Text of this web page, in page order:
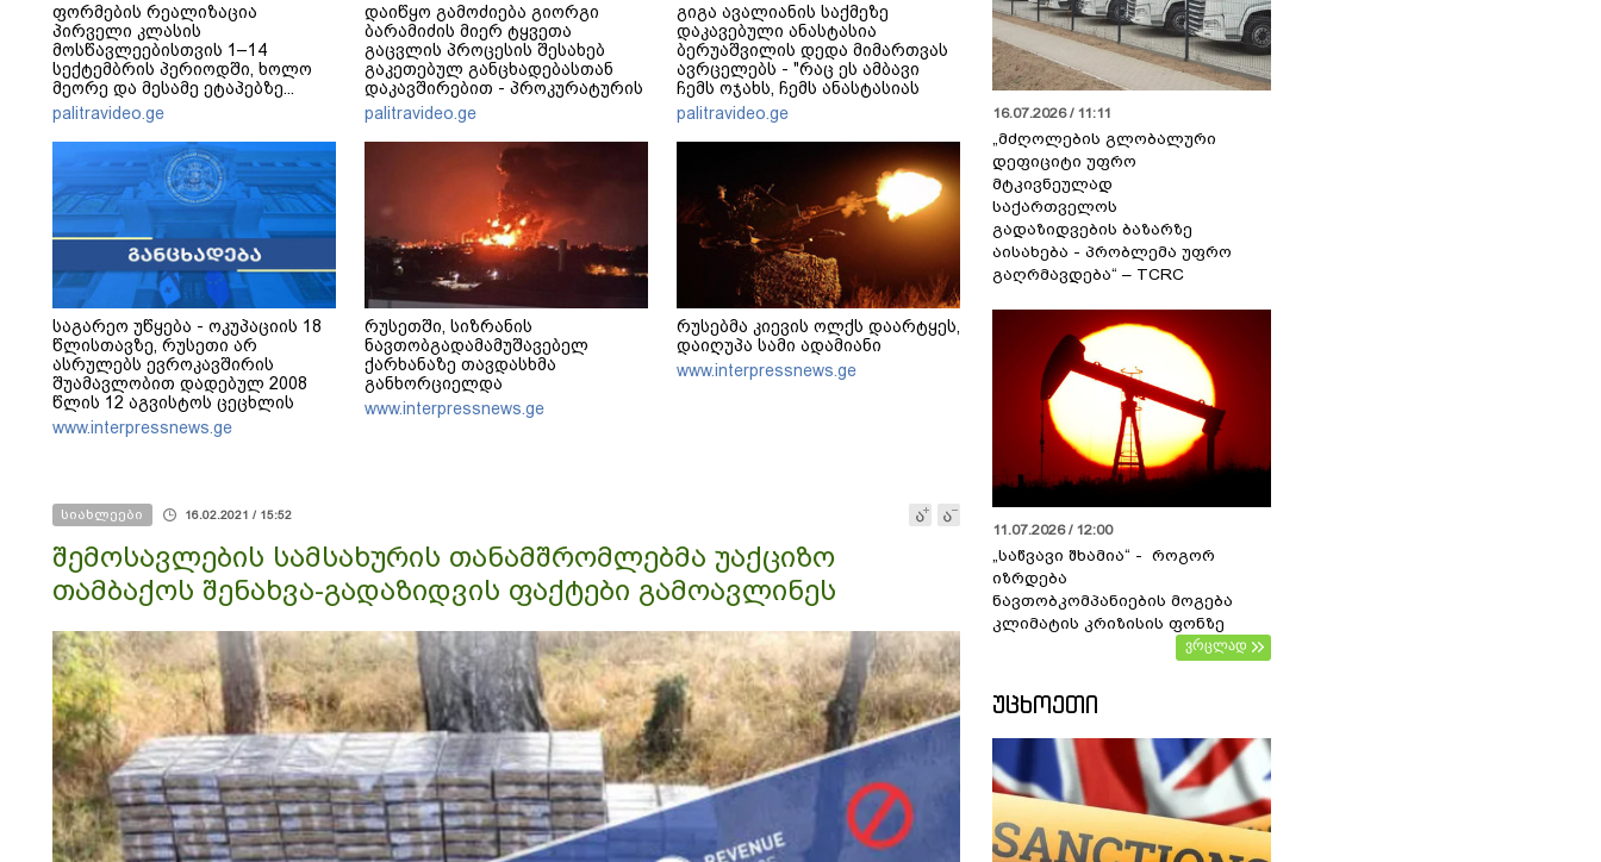
ფორმების რეალიზაცია
პირველი კლასის
მოსწავლეებისთვის 1–14
სექტემბრის პერიოდში, ხოლო
მეორე და მესამე ეტაპებზე...
palitravideo.ge
დაიწყო გამოძიება გიორგი
ბარამიძის მიერ ტყვეთა
გაცვლის პროცესის შესახებ
გაკეთებულ განცხადებასთან
დაკავშირებით - პროკურატურის
განცხადება
palitravideo.ge
გიგა ავალიანის საქმეზე
დაკავებული ანასტასია
ბერუაშვილის დედა მიმართვას
ავრცელებს - "რაც ეს ამბავი
ჩემს ოჯახს, ჩემს ანასტასიას
გადახდა თავს, მის მერე მე მე
არ ვარ"
palitravideo.ge
საგარეო უწყება - ოკუპაციის 18
წლისთავზე, რუსეთი არ
ასრულებს ევროკავშირის
შუამავლობით დადებულ 2008
წლის 12 აგვისტოს ცეცხლის
შეწყვეტის შეთანხმებას - მეტიც,
აფართოებს საკუთარ უკანონო
www.interpressnews.ge
რუსეთში, სიზრანის
ნავთობგადამამუშავებელ
ქარხანაზე თავდასხმა
განხორციელდა
www.interpressnews.ge
რუსებმა კიევის ოლქს დაარტყეს,
დაიღუპა სამი ადამიანი
www.interpressnews.ge
სიახლეები 16.02.2021 / 15:52
შემოსავლების სამსახურის თანამშრომლებმა უაქციზო
თამბაქოს შენახვა-გადაზიდვის ფაქტები გამოავლინეს
16.07.2026 / 11:11
„მძღოლების გლობალური
დეფიციტი უფრო
მტკივნეულად
საქართველოს
გადაზიდვების ბაზარზე
აისახება - პრობლემა უფრო
გაღრმავდება“ – TCRC
11.07.2026 / 12:00
„საწვავი შხამია“ - როგორ
იზრდება
ნავთობკომპანიების მოგება
კლიმატის კრიზისის ფონზე
ვრცლად
ᲣᲪᲮᲝᲔᲗᲘ